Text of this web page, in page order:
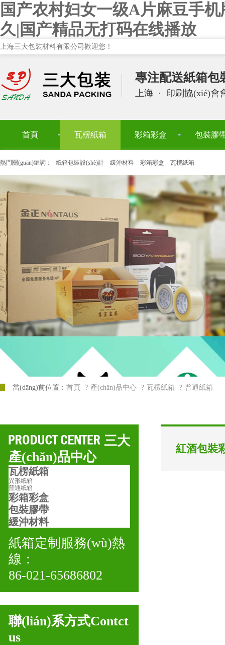
国产农村妇女一级A片麻豆手
久|国产精品无打码在线播放
上海三大包裝材料有限公司歡迎您！
專注配送紙箱包
上海 · 印刷協(xié)會
首頁 瓦楞紙箱 彩箱彩盒 包裝膠
熱門關(guān)鍵詞： 紙箱包裝設(shè)計 緩沖材料 彩箱彩盒 瓦楞紙箱
當(dāng)前位置： 首頁 ? 產(chǎn)品中心 ? 瓦楞紙箱 ? 普通紙箱
三大
產(chǎn)品中心
瓦楞紙箱
異形紙箱
普通紙箱
彩箱彩盒
包裝膠帶
緩沖材料
紙箱定制服務(wù)熱
線：
86-021-65686802
聯(lián)系方式Contct
us
紅酒包裝